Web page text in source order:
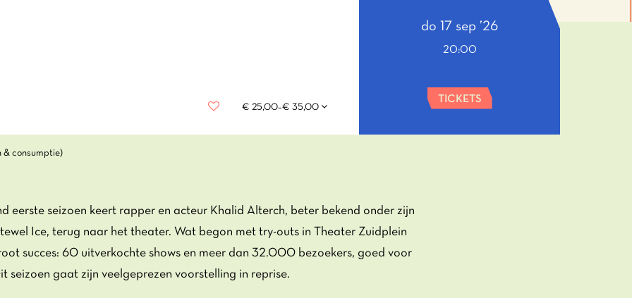
€ 25,00–€ 35,00
do 17 sep ’26
20:00
TICKETS
& consumptie)
eerste seizoen keert rapper en acteur Khalid Alterch, beter bekend onder zijn
Ice, terug naar het theater. Wat begon met try-outs in Theater Zuidplein
succes: 60 uitverkochte shows en meer dan 32.000 bezoekers, goed voor
seizoen gaat zijn veelgeprezen voorstelling in reprise.